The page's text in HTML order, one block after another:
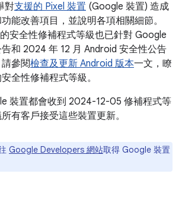
對支援的 Pixel 裝置 (Google 裝置) 造成
能改善項目，並說明各項相關細節。
安全性修補程式等級也已針對 Google
和 2024 年 12 月 Android 安全性公告
參閱檢查及更新 Android 版本一文，瞭
全性修補程式等級。
裝置都會收到 2024-12-05 修補程式等
有客戶接受這些裝置更新。
Google Developers 網站取得 Google 裝置